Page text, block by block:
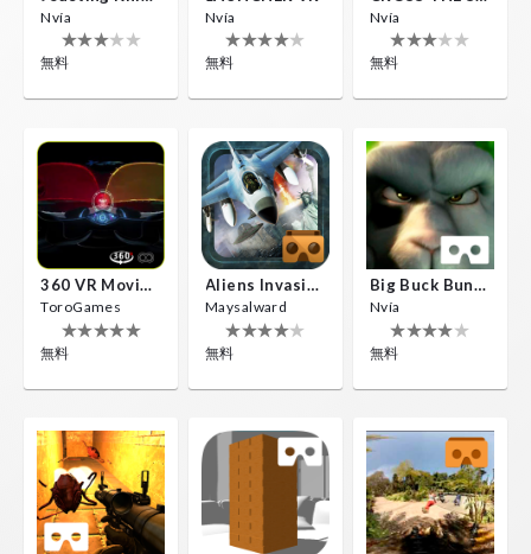
Nvía
無料
Nvía
無料
Nvía
無料
360 VR Movie Experience
ToroGames
無料
Aliens Invasion VR
Maysalward
無料
Big Buck Bunny
Nvía
無料